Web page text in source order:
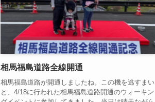
相馬福島道路全線開通
相馬福島道路が開通しましたね。この機を逃すまい
と、4/18に行われた相馬福島道路開通のウォーキン